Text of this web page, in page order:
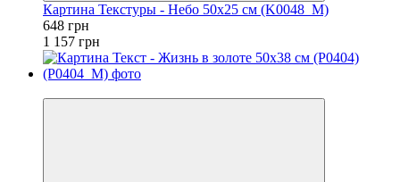
Картина Текстуры - Небо 50x25 см (K0048_M)
648 грн
1 157 грн